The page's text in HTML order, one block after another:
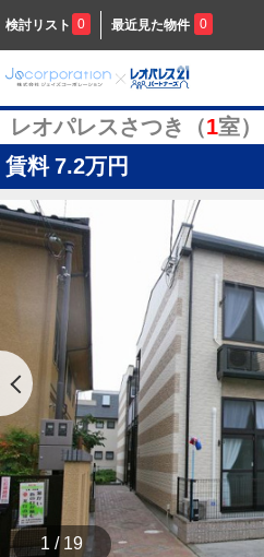
検討リスト 0 最近見た物件 0
レオパレスさつき（1室）
賃料 7.2万円
1 / 19